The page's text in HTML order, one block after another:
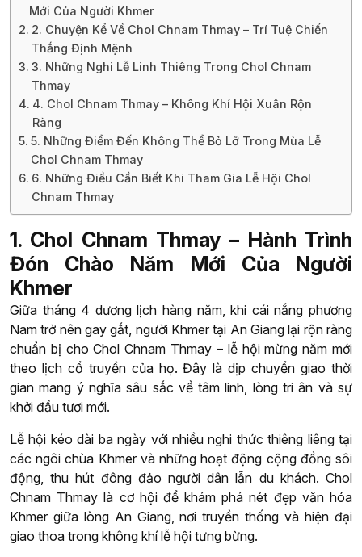
Mới Của Người Khmer
2. Chuyện Kể Về Chol Chnam Thmay – Trí Tuệ Chiến
Thắng Định Mệnh
3. Những Nghi Lễ Linh Thiêng Trong Chol Chnam
Thmay
4. Chol Chnam Thmay – Không Khí Hội Xuân Rộn
Ràng
5. Những Điểm Đến Không Thể Bỏ Lỡ Trong Mùa Lễ
Chol Chnam Thmay
6. Những Điều Cần Biết Khi Tham Gia Lễ Hội Chol
Chnam Thmay
1. Chol Chnam Thmay – Hành Trình
Đón Chào Năm Mới Của Người
Khmer
Giữa tháng 4 dương lịch hàng năm, khi cái nắng phương
Nam trở nên gay gắt, người Khmer tại An Giang lại rộn ràng
chuẩn bị cho Chol Chnam Thmay – lễ hội mừng năm mới
theo lịch cổ truyền của họ. Đây là dịp chuyển giao thời
gian mang ý nghĩa sâu sắc về tâm linh, lòng tri ân và sự
khởi đầu tươi mới.
Lễ hội kéo dài ba ngày với nhiều nghi thức thiêng liêng tại
các ngôi chùa Khmer và những hoạt động cộng đồng sôi
động, thu hút đông đảo người dân lẫn du khách. Chol
Chnam Thmay là cơ hội để khám phá nét đẹp văn hóa
Khmer giữa lòng An Giang, nơi truyền thống và hiện đại
giao thoa trong không khí lễ hội tưng bừng.